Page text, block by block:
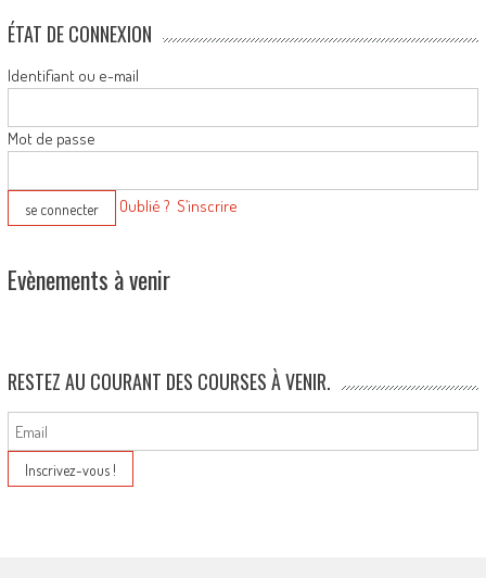
ÉTAT DE CONNEXION
Identifiant ou e-mail
Mot de passe
Oublié ? S’inscrire
Evènements à venir
RESTEZ AU COURANT DES COURSES À VENIR.